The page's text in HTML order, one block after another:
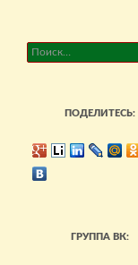
Найти:
ПОДЕЛИТЕСЬ:
ГРУППА ВК: